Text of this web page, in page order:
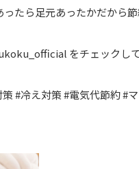
たら足元あったかだから
をチェックし
#冷え対策 #電気代節約#